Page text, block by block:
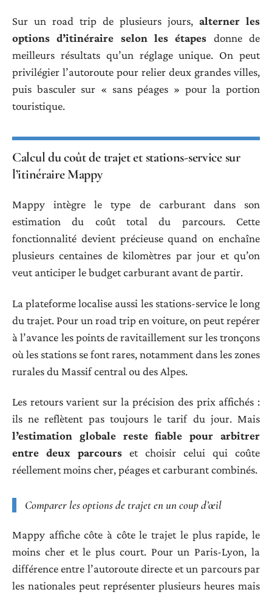
Sur un road trip de plusieurs jours, alterner les
options d’itinéraire selon les étapes donne de
meilleurs résultats qu’un réglage unique. On peut
privilégier l’autoroute pour relier deux grandes villes,
puis basculer sur « sans péages » pour la portion
touristique.
Calcul du coût de trajet et stations-service sur
l’itinéraire Mappy
Mappy intègre le type de carburant dans son
estimation du coût total du parcours. Cette
fonctionnalité devient précieuse quand on enchaîne
plusieurs centaines de kilomètres par jour et qu’on
veut anticiper le budget carburant avant de partir.
La plateforme localise aussi les stations-service le long
du trajet. Pour un road trip en voiture, on peut repérer
à l’avance les points de ravitaillement sur les tronçons
où les stations se font rares, notamment dans les zones
rurales du Massif central ou des Alpes.
Les retours varient sur la précision des prix affichés :
ils ne reflètent pas toujours le tarif du jour. Mais
l’estimation globale reste fiable pour arbitrer
entre deux parcours et choisir celui qui coûte
réellement moins cher, péages et carburant combinés.
Comparer les options de trajet en un coup d’œil
Mappy affiche côte à côte le trajet le plus rapide, le
moins cher et le plus court. Pour un Paris-Lyon, la
différence entre l’autoroute directe et un parcours par
les nationales peut représenter plusieurs heures mais